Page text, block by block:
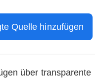
Quelle hinzufügen
über transparente